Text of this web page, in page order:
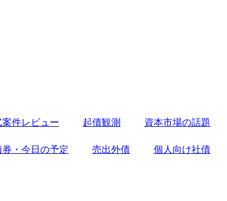
案件レビュー 起債観測 資本市場の話題
券・今日の予定 売出外債
個人向け社債